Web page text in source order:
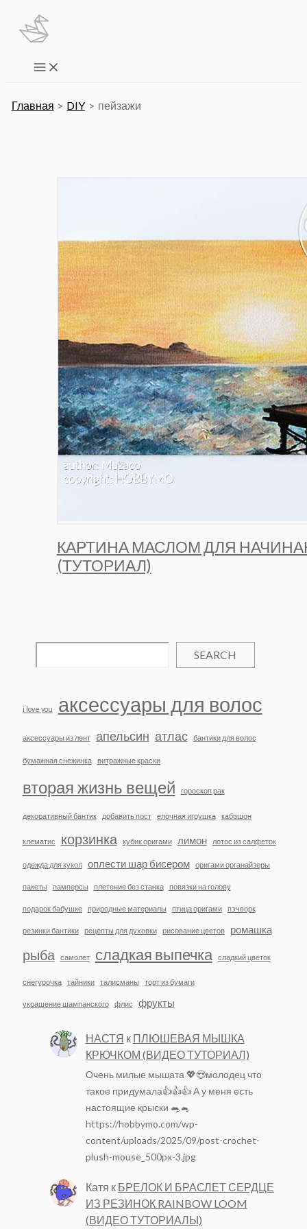
Перейти
содержимому
Main
Menu
Главная DIY пейзажи
КАРТИНА МАСЛОМ ДЛЯ
(ТУТОРИАЛ)
SEARCH
i love you аксессуары для волос
аксессуары из лент апельсин атлас бантики для волос
бумажная снежинка витражные краски
вторая жизнь вещей гороскоп рак
декоративный бантик добавить пост елочная игрушка кабошон
клематис корзинка кубик оригами лимон лотос из салфеток
одежда для кукол оплести шар бисером оригами органайзеры
пакеты памперсы плетение без станка повязки на голову
подарок бабушке природные материалы птица оригами пэчворк
резинки бантики рецепты для духовки рисование цветов ромашка
рыба самолет сладкая выпечка сладкий цветок
снегурочка тайники талисманы торт из бумаги
украшение шампанского флис фрукты
НАСТЯ к ПЛЮШЕВАЯ МЫШКА
КРЮЧКОМ (ВИДЕО ТУТОРИАЛ)
Очень милые мышата 💖😍молодец что
такое придумала👍👍👍 А у меня есть
настоящие крыски 🐀🐁
https://hobbymo.com/wp-
content/uploads/2025/09/post-crochet-
plush-mouse_500px-3.jpg
Катя к БРЕЛОК И БРАСЛЕТ СЕРДЦЕ
ИЗ РЕЗИНОК RAINBOW LOOM
(ВИДЕО ТУТОРИАЛЫ)